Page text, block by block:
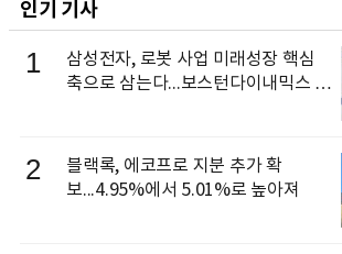
인기 기사
1
삼성전자, 로봇 사업 미래성장 핵심
축으로 삼는다...보스턴다이내믹스 출
2
블랙록, 에코프로 지분 추가 확
보...4.95%에서 5.01%로 높아져